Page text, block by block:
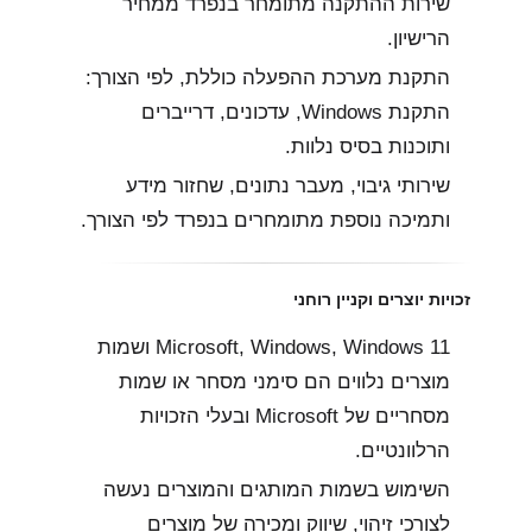
הרישיון.
התקנת מערכת ההפעלה כוללת, לפי הצורך:
התקנת Windows, עדכונים, דרייברים
ותוכנות בסיס נלוות.
שירותי גיבוי, מעבר נתונים, שחזור מידע
ותמיכה נוספת מתומחרים בנפרד לפי הצורך.
זכויות יוצרים וקניין רוחני
Microsoft, Windows, Windows 11 ושמות
מוצרים נלווים הם סימני מסחר או שמות
מסחריים של Microsoft ובעלי הזכויות
הרלוונטיים.
השימוש בשמות המותגים והמוצרים נעשה
לצורכי זיהוי, שיווק ומכירה של מוצרים